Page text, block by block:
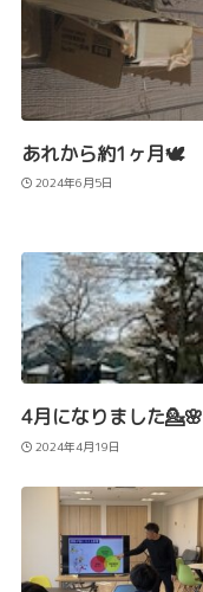
あれから約1ヶ月🕊️
2024年6月5日
4月になりました💁🌸
2024年4月19日